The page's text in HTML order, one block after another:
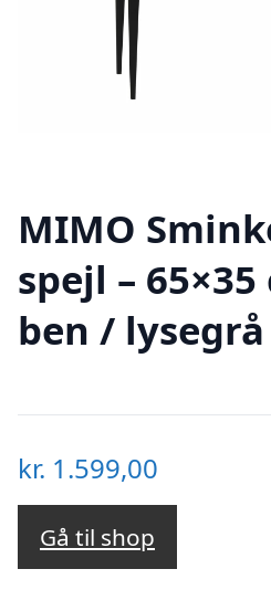
MIMO
spejl –
ben / lysegrå
kr. 1.599,00
Gå til shop